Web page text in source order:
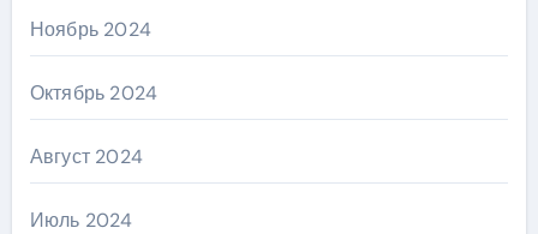
Ноябрь 2024
Октябрь 2024
Август 2024
Июль 2024